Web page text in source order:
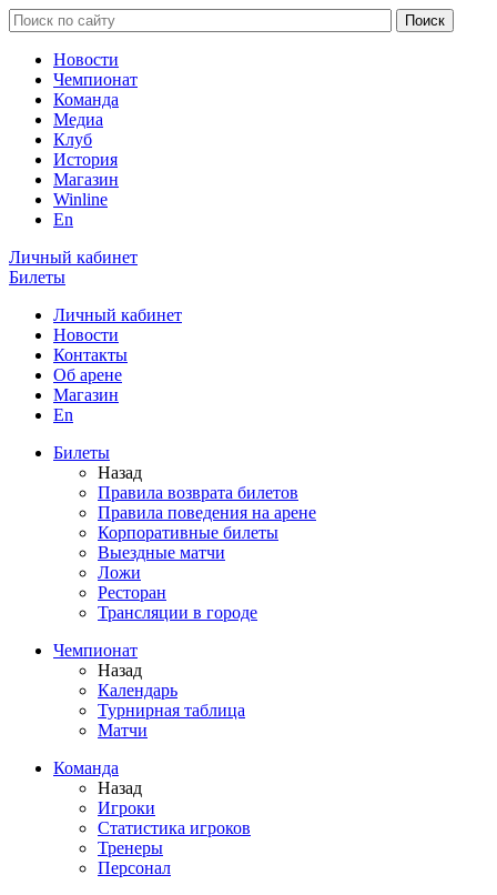
Новости
Чемпионат
Команда
Медиа
Клуб
История
Магазин
Winline
En
Личный кабинет
Билеты
Личный кабинет
Новости
Контакты
Об арене
Магазин
En
Билеты
Назад
Правила возврата билетов
Правила поведения на арене
Корпоративные билеты
Выездные матчи
Ложи
Ресторан
Трансляции в городе
Чемпионат
Назад
Календарь
Турнирная таблица
Матчи
Команда
Назад
Игроки
Статистика игроков
Тренеры
Персонал